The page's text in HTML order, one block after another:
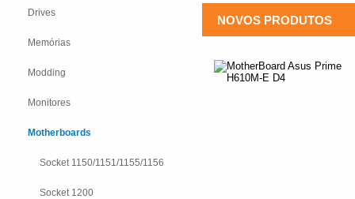
NOVOS PRODUTOS
Drives
Memórias
Modding
Monitores
Motherboards
Socket 1150/1151/1155/1156
Socket 1200